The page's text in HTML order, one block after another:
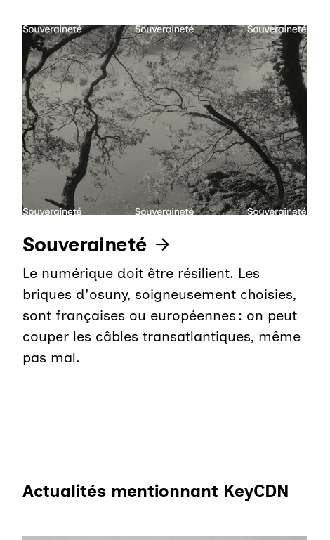
Souveraineté
Le numérique doit être résilient. Les
briques d'osuny, soigneusement choisies,
sont françaises ou européennes : on peut
couper les câbles transatlantiques, même
pas mal.
Actualités mentionnant KeyCDN